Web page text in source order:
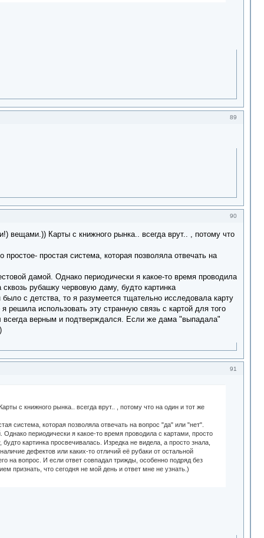
89
90
вещами.)) Карты с книжного рынка.. всегда врут.. , потому что
простая система, которая позволяла отвечать на
дамой. Однако периодически я какое-то время проводила
рубашку червовую даму, будто картинка
с детства, то я разумеется тщательно исследовала карту
решила использовать эту странную связь с картой для того
всегда верным и подтверждался. Если же дама "выпадала"
91
с книжного рынка.. всегда врут.. , потому что на один и тот же
система, которая позволяла отвечать на вопрос "да" или "нет".
периодически я какое-то время проводила с картами, просто
картинка просвечивалась. Изредка не видела, а просто знала,
дефектов или каких-то отличий её рубаки от остальной
на вопрос. И если ответ совпадал трижды, особенно подряд без
признать, что сегодня не мой день и ответ мне не узнать.)